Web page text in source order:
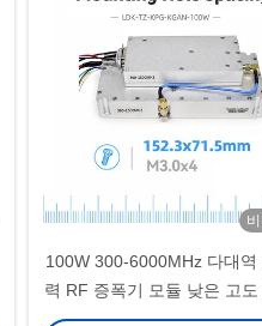
100W 300-6000MHz 다대역
력 RF 증폭기 모듈 낮은 고도
및 UAV 통신 관리 시스템에